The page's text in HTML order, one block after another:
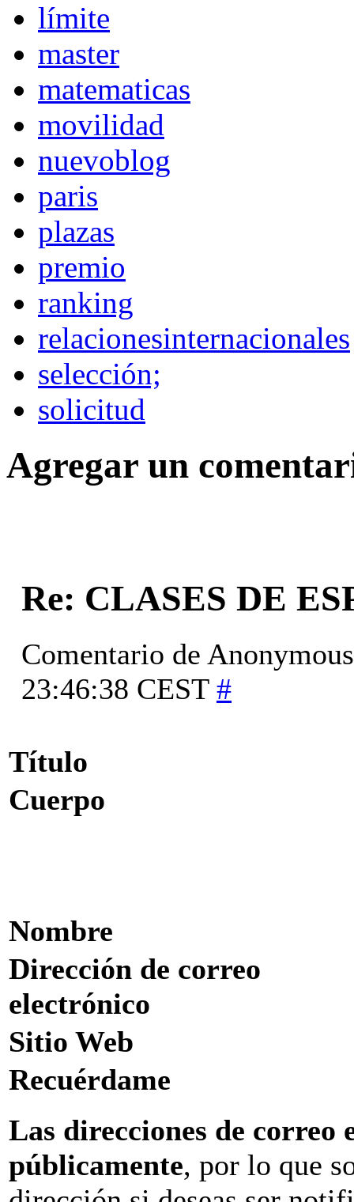
límite
master
matematicas
movilidad
nuevoblog
paris
plazas
premio
ranking
relacionesinternacionales
selección;
solicitud
Agregar un
Re: CLASES DE
Comentario de Anonymous
23:46:38 CEST #
Título
Cuerpo
Nombre
Dirección de correo
electrónico
Sitio Web
Recuérdame
Las direcciones de correo
públicamente, por lo que